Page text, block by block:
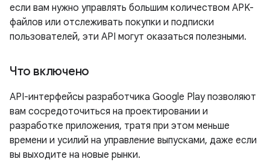
если вам нужно управлять большим количеством APK-
файлов или отслеживать покупки и подписки
пользователей, эти API могут оказаться полезными.
Что включено
API-интерфейсы разработчика Google Play позволяют
вам сосредоточиться на проектировании и
разработке приложения, тратя при этом меньше
времени и усилий на управление выпусками, даже если
вы выходите на новые рынки.